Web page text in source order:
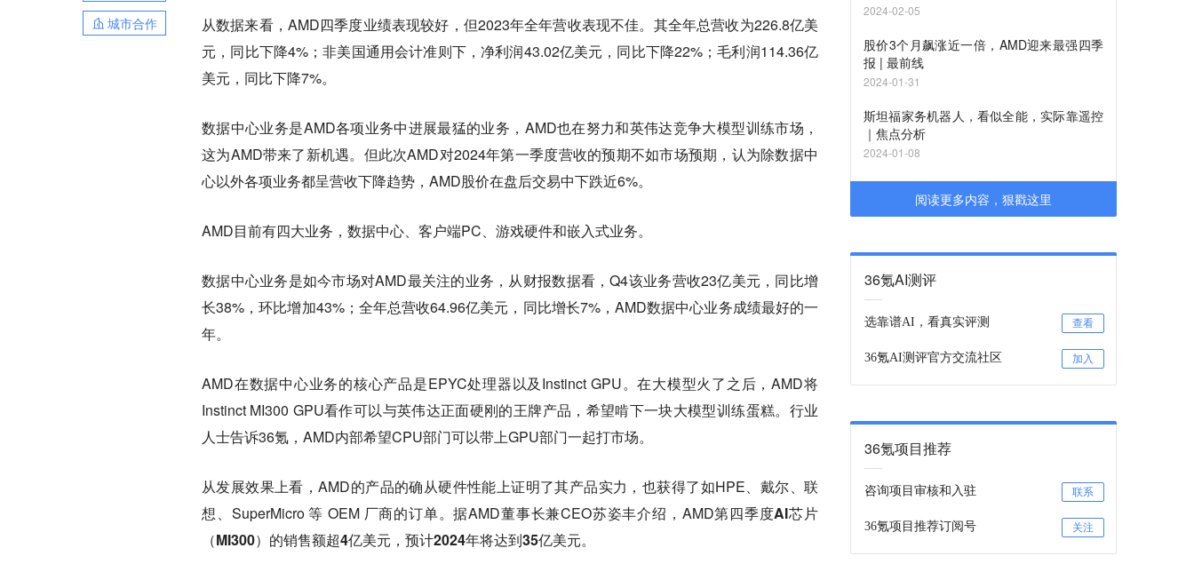
城市合作
从数据来看，AMD四季度业绩表现较好，但2023年全年营收表现不佳。其全年总营收为226.8亿美
元，同比下降4%；非美国通用会计准则下，净利润43.02亿美元，同比下降22%；毛利润114.36亿
美元，同比下降7%。
数据中心业务是AMD各项业务中进展最猛的业务，AMD也在努力和英伟达竞争大模型训练市场，
这为AMD带来了新机遇。但此次AMD对2024年第一季度营收的预期不如市场预期，认为除数据中
心以外各项业务都呈营收下降趋势，AMD股价在盘后交易中下跌近6%。
AMD目前有四大业务，数据中心、客户端PC、游戏硬件和嵌入式业务。
数据中心业务是如今市场对AMD最关注的业务，从财报数据看，Q4该业务营收23亿美元，同比增
长38%，环比增加43%；全年总营收64.96亿美元，同比增长7%，AMD数据中心业务成绩最好的一
年。
AMD在数据中心业务的核心产品是EPYC处理器以及Instinct GPU。在大模型火了之后，AMD将
Instinct MI300 GPU看作可以与英伟达正面硬刚的王牌产品，希望啃下一块大模型训练蛋糕。行业
人士告诉36氪，AMD内部希望CPU部门可以带上GPU部门一起打市场。
从发展效果上看，AMD的产品的确从硬件性能上证明了其产品实力，也获得了如HPE、戴尔、联
想、SuperMicro 等 OEM 厂商的订单。据AMD董事长兼CEO苏姿丰介绍，AMD第四季度AI芯片
（MI300）的销售额超4亿美元，预计2024年将达到35亿美元。
2024-02-05
股价3个月飙涨近一倍，AMD迎来最强四季
报 | 最前线
2024-01-31
斯坦福家务机器人，看似全能，实际靠遥控
｜焦点分析
2024-01-08
阅读更多内容，狠戳这里
36氪AI测评
选靠谱AI，看真实评测 查看
36氪AI测评官方交流社区 加入
36氪项目推荐
咨询项目审核和入驻 联系
36氪项目推荐订阅号 关注